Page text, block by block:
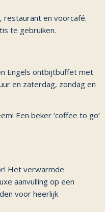
restaurant en voorcafé.
te gebruiken.
Engels ontbijtbuffet met
en zaterdag, zondag en
Een beker ‘coffee to go’
Het verwarmde
aanvulling op een
voor heerlijk